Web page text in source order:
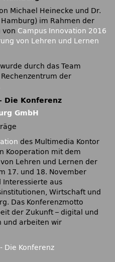
Michael Heinecke und Dr.
im Rahmen der
von Campus Innovation 2016
von Lehren und Lernen
durch das Team
der
Die Konferenz
GmbH
des Multimedia Kontor
Kooperation mit dem
Lehren und Lernen der
17. und 18. November
Interessierte aus
Wirtschaft und
Das Konferenzmotto
der Zukunft – digital und
und arbeiten wir
Die Konferenz